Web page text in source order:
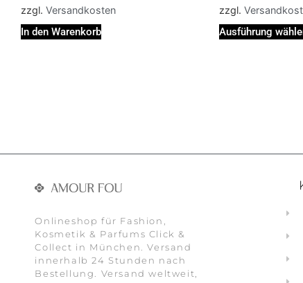
zzgl. Versandkosten
In den Warenkorb
zzgl.
Ausführung
Onlineshop für Fashion,
Kosmetik & Parfums Click &
Collect in München. Versand
innerhalb 24 Stunden nach
Bestellung. Versand weltweit,